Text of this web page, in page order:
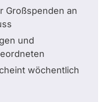
Großspenden an
und
wöchentlich